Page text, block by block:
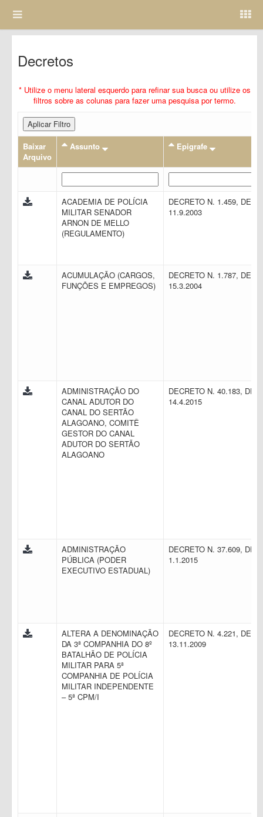
Decretos
* Utilize o menu lateral esquerdo para refinar sua busca ou utilize os
filtros sobre as colunas para fazer uma pesquisa por termo.
Aplicar Filtro
Baixar
Arquivo
Assunto Epigrafe
ACADEMIA DE POLÍCIA
MILITAR SENADOR
ARNON DE MELLO
(REGULAMENTO)
DECRETO N. 1.459, DE
11.9.2003
ACUMULAÇÃO (CARGOS,
FUNÇÕES E EMPREGOS)
DECRETO N. 1.787, DE
15.3.2004
ADMINISTRAÇÃO DO
CANAL ADUTOR DO
CANAL DO SERTÃO
ALAGOANO, COMITÊ
GESTOR DO CANAL
ADUTOR DO SERTÃO
ALAGOANO
DECRETO N. 40.183, DE
14.4.2015
ADMINISTRAÇÃO
PÚBLICA (PODER
EXECUTIVO ESTADUAL)
DECRETO N. 37.609, DE
1.1.2015
ALTERA A DENOMINAÇÃO
DA 3ª COMPANHIA DO 8º
BATALHÃO DE POLÍCIA
MILITAR PARA 5ª
COMPANHIA DE POLÍCIA
MILITAR INDEPENDENTE
– 5ª CPM/I
DECRETO N. 4.221, DE
13.11.2009